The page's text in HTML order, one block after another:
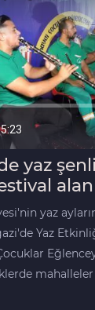
yaz
yaz
Yaz
mahalleler